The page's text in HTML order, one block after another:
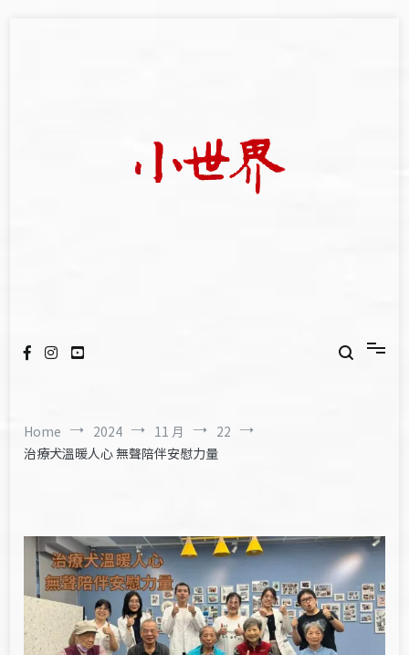
Home 2024 11 月
22
治療犬溫暖人心 無聲陪伴安慰力量